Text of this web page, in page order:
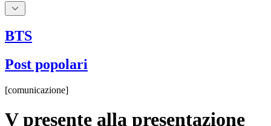
BTS
Post popolari
[comunicazione]
V presente alla presentazione